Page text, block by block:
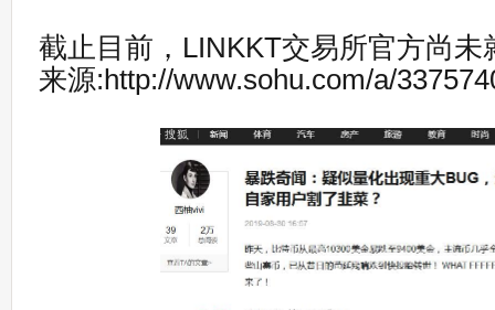
截止目前，LINKKT交易所官方尚未
来源:http://www.sohu.com/a/